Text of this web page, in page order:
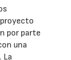
por parte
una
La